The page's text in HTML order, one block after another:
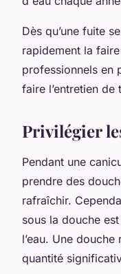
Dès qu’une fuite
rapidement la
professionnels en
faire l’entretien de
Privilégier
Pendant une
prendre des
rafraîchir.
sous la douche
l’eau. Une
quantité